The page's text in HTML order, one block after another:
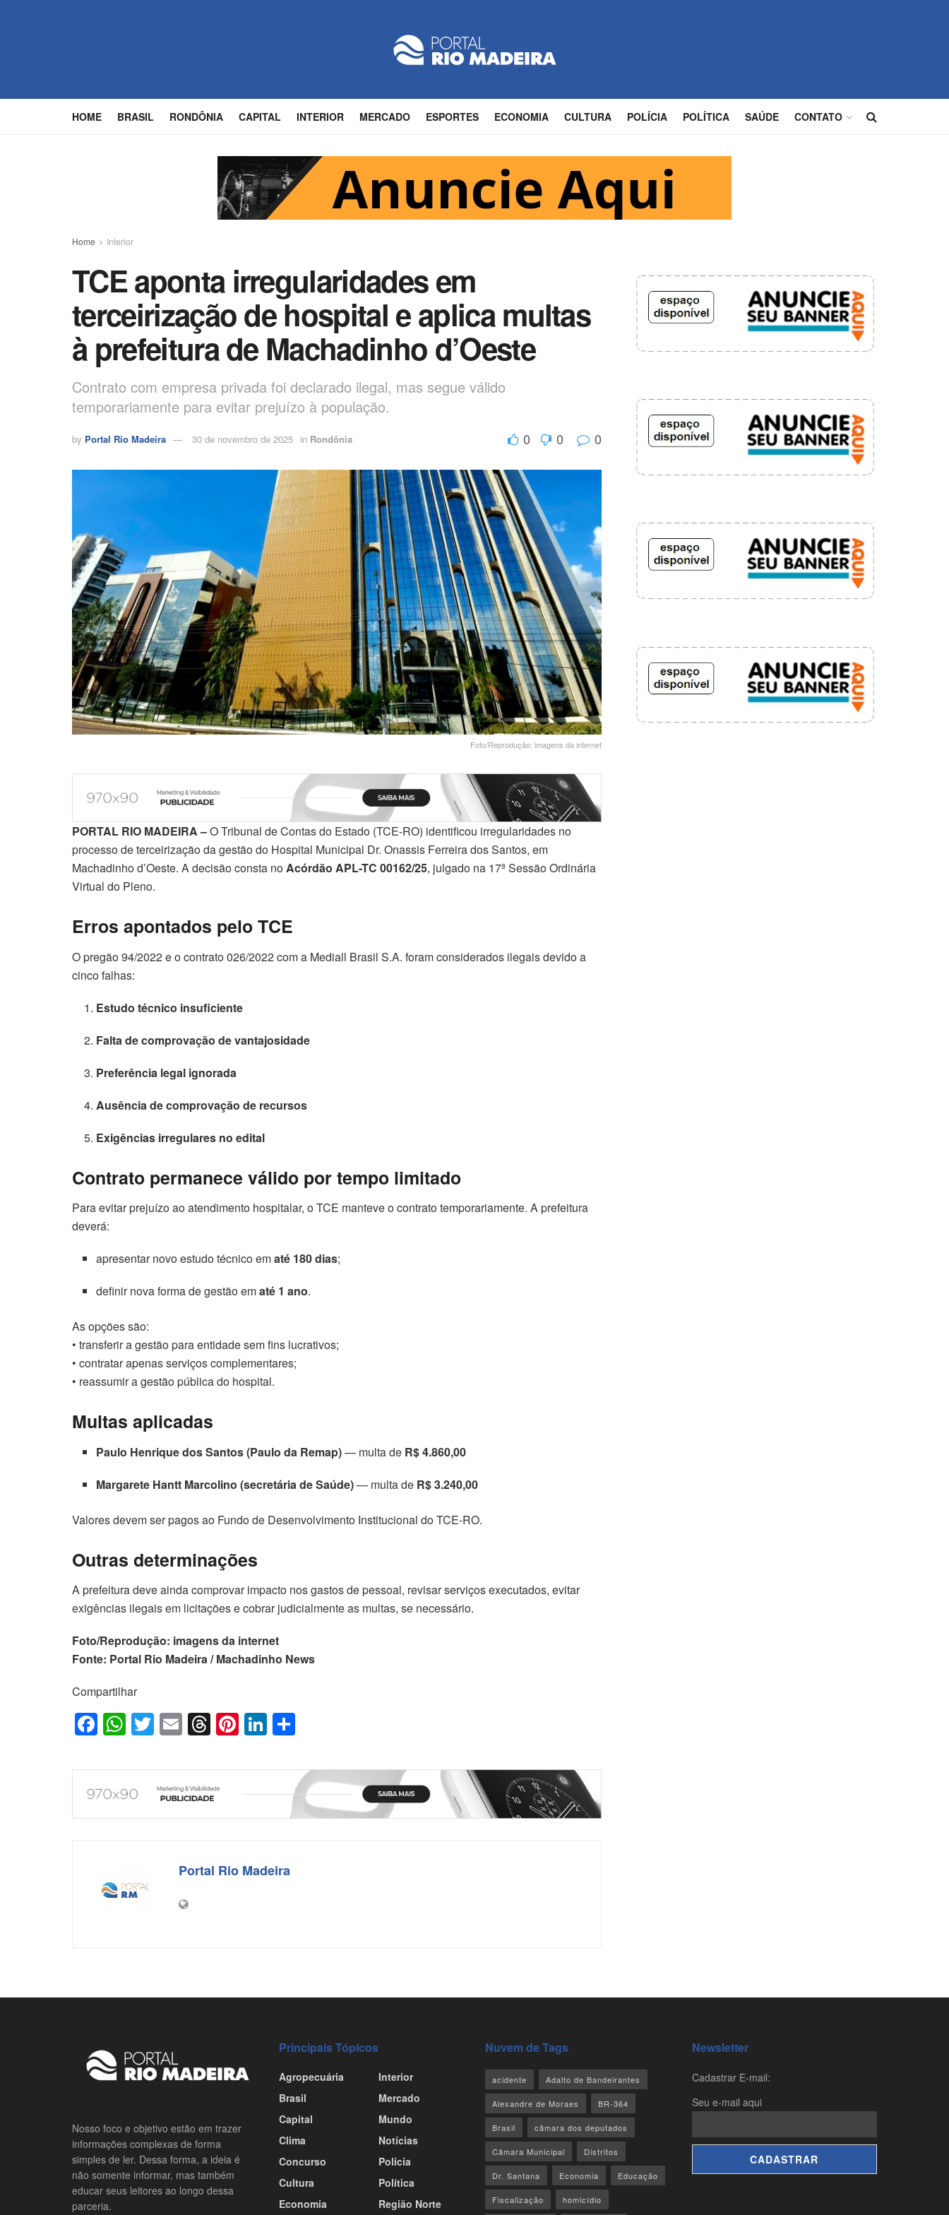
HOME BRASIL RONDÔNIA CAPITAL INTERIOR MERCADO ESPORTES ECONOMIA CULTURA POLÍCIA POLÍTICA SAÚDE CONTATO
Home Interior
TCE aponta irregularidades em
terceirização de hospital e aplica multas
à prefeitura de Machadinho d’Oeste
Contrato com empresa privada foi declarado ilegal, mas segue válido
temporariamente para evitar prejuízo à população.
by Portal Rio Madeira 30 de novembro de 2025 in Rondônia 0 0 0
Foto/Reprodução: imagens da internet
PORTAL RIO MADEIRA –O Tribunal de Contas do Estado (TCE-RO) identificou irregularidades no
processo de terceirização da gestão do Hospital Municipal Dr. Onassis Ferreira dos Santos, em
Machadinho d’Oeste. A decisão consta noAcórdão APL-TC 00162/25, julgado na 17ª Sessão Ordinária
Virtual do Pleno.
Erros apontados pelo TCE
O pregão 94/2022 e o contrato 026/2022 com a Mediall Brasil S.A. foram considerados ilegais devido a
cinco falhas:
Estudo técnico insuficiente
Falta de comprovação de vantajosidade
Preferência legal ignorada
Ausência de comprovação de recursos
Exigências irregulares no edital
Contrato permanece válido por tempo limitado
Para evitar prejuízo ao atendimento hospitalar, o TCE manteve o contrato temporariamente. A prefeitura
deverá:
apresentar novo estudo técnico ematé 180 dias;
definir nova forma de gestão ematé 1 ano.
As opções são:
• transferir a gestão para entidade sem fins lucrativos;
• contratar apenas serviços complementares;
• reassumir a gestão pública do hospital.
Multas aplicadas
Paulo Henrique dos Santos (Paulo da Remap)— multa de R$ 4.860,00
Margarete Hantt Marcolino (secretária de Saúde)— multa de R$ 3.240,00
Valores devem ser pagos ao Fundo de Desenvolvimento Institucional do TCE-RO.
Outras determinações
A prefeitura deve ainda comprovar impacto nos gastos de pessoal, revisar serviços executados, evitar
exigências ilegais em licitações e cobrar judicialmente as multas, se necessário.
Foto/Reprodução: imagens da internet
Fonte: Portal Rio Madeira / Machadinho News
Compartilhar
F
c
e
b
k
W
at
s
A
T
tt
er
E
ail
T
e
a
d
Pi
er
e
st
Li
k
e
dI
ar
e
Portal Rio Madeira
Nosso foco e objetivo estão em trazer
informações complexas de forma
simples de ler. Dessa forma, a ideia é
não somente informar, mas também
educar seus leitores ao longo dessa
parceria.
Principais Tópicos
Agropecuária
Brasil
Capital
Clima
Concurso
Cultura
Economia
Interior
Mercado
Mundo
Notícias
Polícia
Política
Região Norte
Nuvem de Tags
acidente Adalto de Bandeirantes
Alexandre de Moraes BR-364
Brasil câmara dos deputados
Câmara Municipal Distritos
Dr. Santana Economia Educação
Fiscalização homicídio
Newsletter
Cadastrar E-mail:
Seu e-mail aqui